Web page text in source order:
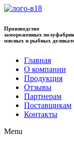
Производство
замороженных
мясных и рыбных
Главная
О компании
Продукция
Отзывы
Партнерам
Поставщикам
Контакты
Menu